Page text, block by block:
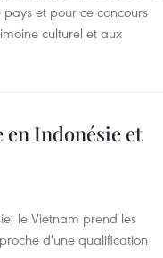
et pour ce concours
culturel et aux
en Indonésie et
le Vietnam prend les
d'une qualification